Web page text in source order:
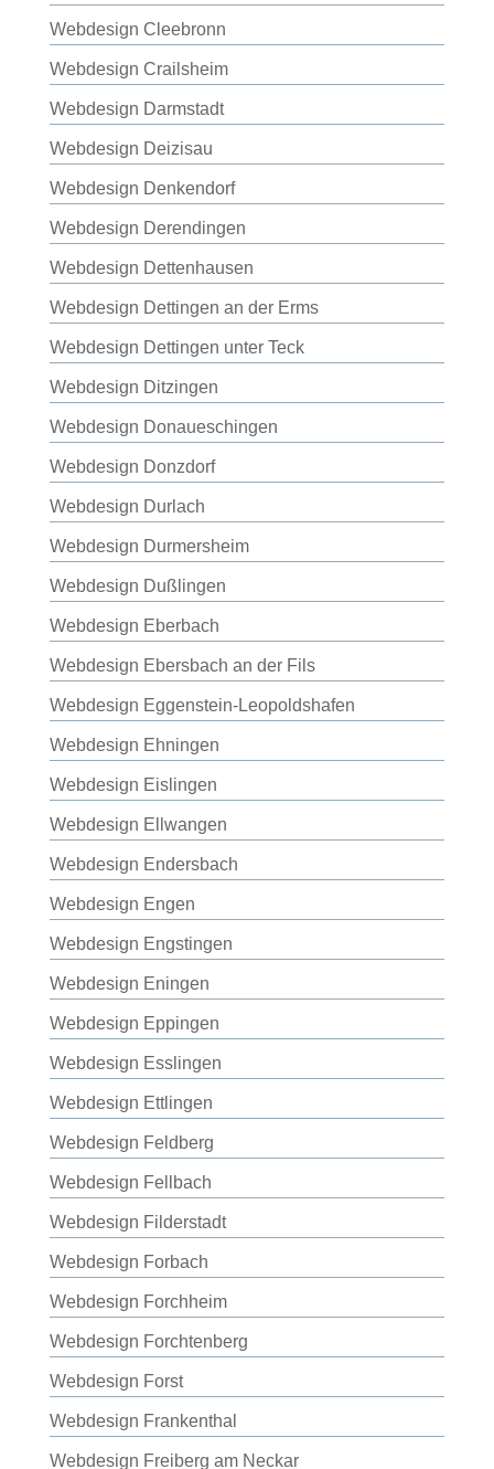
Webdesign Cleebronn
Webdesign Crailsheim
Webdesign Darmstadt
Webdesign Deizisau
Webdesign Denkendorf
Webdesign Derendingen
Webdesign Dettenhausen
Webdesign Dettingen an der Erms
Webdesign Dettingen unter Teck
Webdesign Ditzingen
Webdesign Donaueschingen
Webdesign Donzdorf
Webdesign Durlach
Webdesign Durmersheim
Webdesign Dußlingen
Webdesign Eberbach
Webdesign Ebersbach an der Fils
Webdesign Eggenstein-Leopoldshafen
Webdesign Ehningen
Webdesign Eislingen
Webdesign Ellwangen
Webdesign Endersbach
Webdesign Engen
Webdesign Engstingen
Webdesign Eningen
Webdesign Eppingen
Webdesign Esslingen
Webdesign Ettlingen
Webdesign Feldberg
Webdesign Fellbach
Webdesign Filderstadt
Webdesign Forbach
Webdesign Forchheim
Webdesign Forchtenberg
Webdesign Forst
Webdesign Frankenthal
Webdesign Freiberg am Neckar